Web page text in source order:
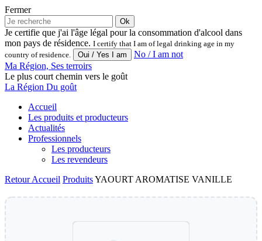
Fermer
Ok
Je certifie que j'ai l'âge légal pour la consommation d'alcool dans
mon pays de résidence. I certify that I am of legal drinking age in my
country of residence.
No / I am not
Ma Région, Ses terroirs
Le plus court chemin vers le goût
La Région Du goût
Accueil
Les produits et producteurs
Actualités
Professionnels
Les producteurs
Les revendeurs
RetourAccueil ProduitsYAOURT AROMATISE VANILLE